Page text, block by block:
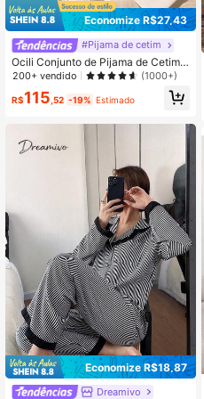
Economize R$27,43
#Pijama de cetim
Ocili Conjunto de Pijama de Cetim
Casual para Mulheres, Conjunto de
Top de Manga Longa Solta e Calça
com Textura Suave, Conjunto de Pij
Temporada de Férias, Roupas de O
utono e Inverno
200+ vendido (1000+)
R$115 ,52 -19% Estimado
Economize R$18,87
Dreamivo